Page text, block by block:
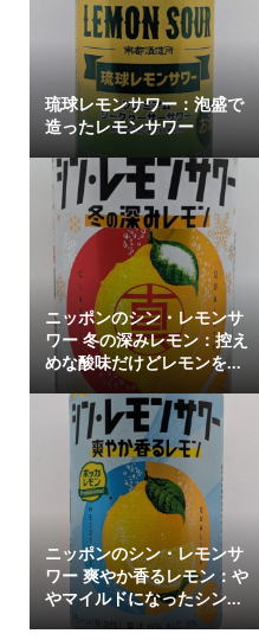
琉球レモンサワー：泡盛で
造ったレモンサワー
ニッポンのシン・レモンサ
ワー 冬の深みレモン：控え
めな酸味だけどレモンを...
ニッポンのシン・レモンサ
ワー 爽やか香るレモン：や
やマイルドになったシン...